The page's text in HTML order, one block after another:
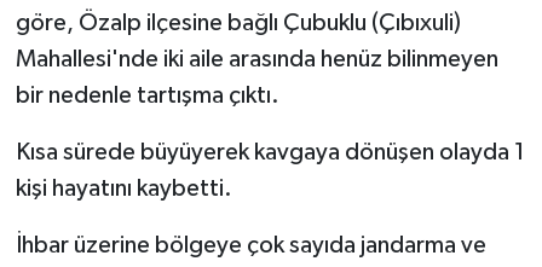
göre, Özalp ilçesine bağlı Çubuklu (Çıbıxuli)
Mahallesi'nde iki aile arasında henüz bilinmeyen
bir nedenle tartışma çıktı.
Kısa sürede büyüyerek kavgaya dönüşen olayda 1
kişi hayatını kaybetti.
İhbar üzerine bölgeye çok sayıda jandarma ve